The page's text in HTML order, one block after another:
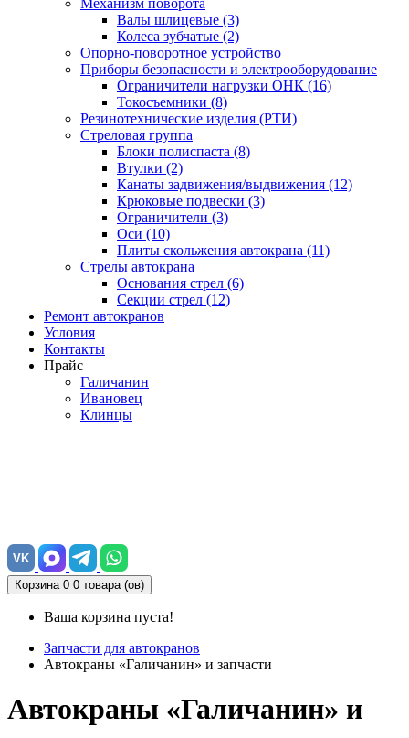
Механизм поворота
Валы шлицевые (3)
Колеса зубчатые (2)
Опорно-поворотное устройство
Приборы безопасности и электрооборудование
Ограничители нагрузки ОНК (16)
Токосъемники (8)
Резинотехнические изделия (РТИ)
Стреловая группа
Блоки полиспаста (8)
Втулки (2)
Канаты задвижения/выдвижения (12)
Крюковые подвески (3)
Ограничители (3)
Оси (10)
Плиты скольжения автокрана (11)
Стрелы автокрана
Основания стрел (6)
Секции стрел (12)
Ремонт автокранов
Условия
Контакты
Прайс
Галичанин
Ивановец
Клинцы
VK
Корзина 0 0 товара (ов)
Ваша корзина пуста!
Запчасти для автокранов
Автокраны «Галичанин» и запчасти
Автокраны «Галичанин» и